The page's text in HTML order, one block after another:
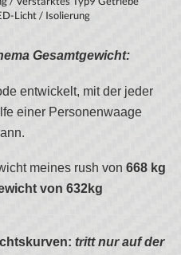
Gesamtgewicht:
entwickelt, mit der jeder
einer Personenwaage
meines rush von 668 kg
von 632kg
tritt nur auf der
Licht / Isolierung